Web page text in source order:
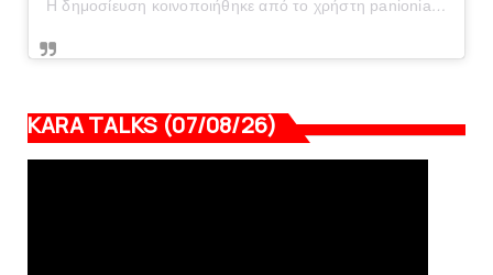
Η δημοσίευση κοινοποιήθηκε από το χρήστη panionianea.gr (@panionianea.gr)
KARA TALKS (07/08/26)